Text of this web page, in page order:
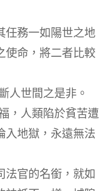
任務一如陽世之地
使命，將二者比較
人世間之是非。
，人類陷於貧苦遭
入地獄，永遠無法
法官的名銜，就如